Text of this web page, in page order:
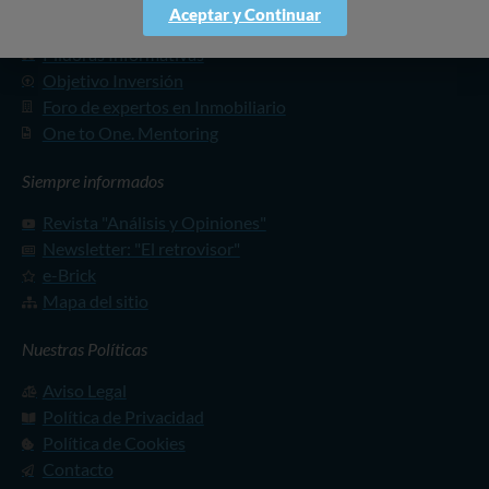
Nuestros 4 Pasos para el éxito:
Píldoras Informativas
Objetivo Inversión
Foro de expertos en Inmobiliario
One to One. Mentoring
Siempre informados
Revista "Análisis y Opiniones"
Newsletter: "El retrovisor"
e-Brick
Mapa del sitio
Nuestras Políticas
Aviso Legal
Política de Privacidad
Política de Cookies
Contacto
Aceptar y Continuar